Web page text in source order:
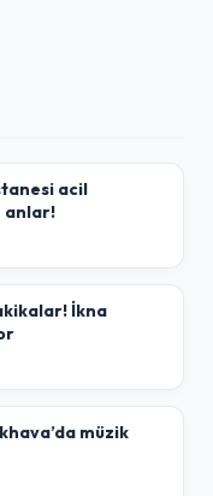
acil
anlar!
İkna
müzik